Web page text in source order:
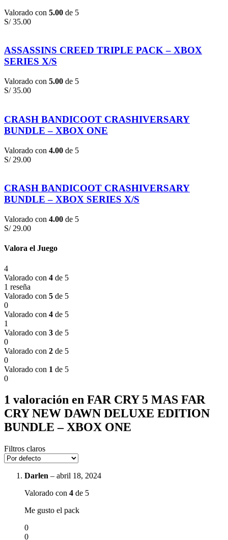
Valorado con 5.00 de 5
S/35.00
ASSASSINS CREED TRIPLE PACK – XBOX
SERIES X/S
Valorado con 5.00 de 5
S/35.00
CRASH BANDICOOT CRASHIVERSARY
BUNDLE – XBOX ONE
Valorado con 4.00 de 5
S/29.00
CRASH BANDICOOT CRASHIVERSARY
BUNDLE – XBOX SERIES X/S
Valorado con 4.00 de 5
S/29.00
Valora el Juego
4
Valorado con 4 de 5
1 reseña
Valorado con 5 de 5
0
Valorado con 4 de 5
1
Valorado con 3 de 5
0
Valorado con 2 de 5
0
Valorado con 1 de 5
0
1 valoración en FAR CRY 5 MAS FAR
CRY NEW DAWN DELUXE EDITION
BUNDLE – XBOX ONE
Filtros claros
Darlen – abril 18, 2024
Valorado con 4 de 5
Me gusto el pack
0
0